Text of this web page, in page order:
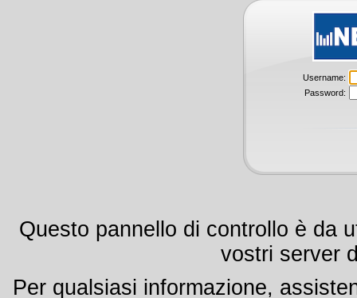
Username:
Password:
Questo pannello di controllo è da
vostri server
Per qualsiasi informazione,